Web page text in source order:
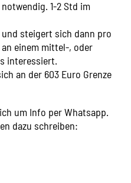
1-2 Std im
steigert sich dann pro
einem mittel-, oder
interessiert.
an der 603 Euro Grenze
um Info per Whatsapp.
dazu schreiben: